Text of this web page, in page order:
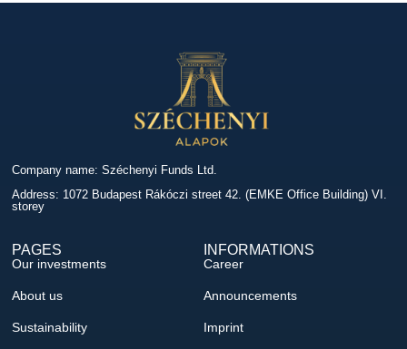
Company name: Széchenyi Funds Ltd.
Address: 1072 Budapest Rákóczi street 42. (EMKE Office Building) VI.
storey
PAGES
Our investments
About us
Sustainability
INFORMATIONS
Career
Announcements
Imprint